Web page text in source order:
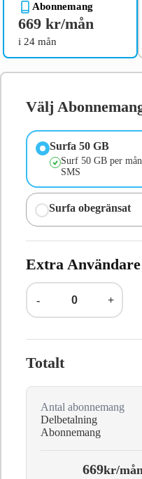
Abonnemang
669 kr/mån
i 24 mån
Välj
Surfa 50 GB
Surf 50 GB per
SMS
Surfa obegränsat
Extra Användare
- +
Totalt
Antal abonnemang
Delbetalning
Abonnemang
669kr/